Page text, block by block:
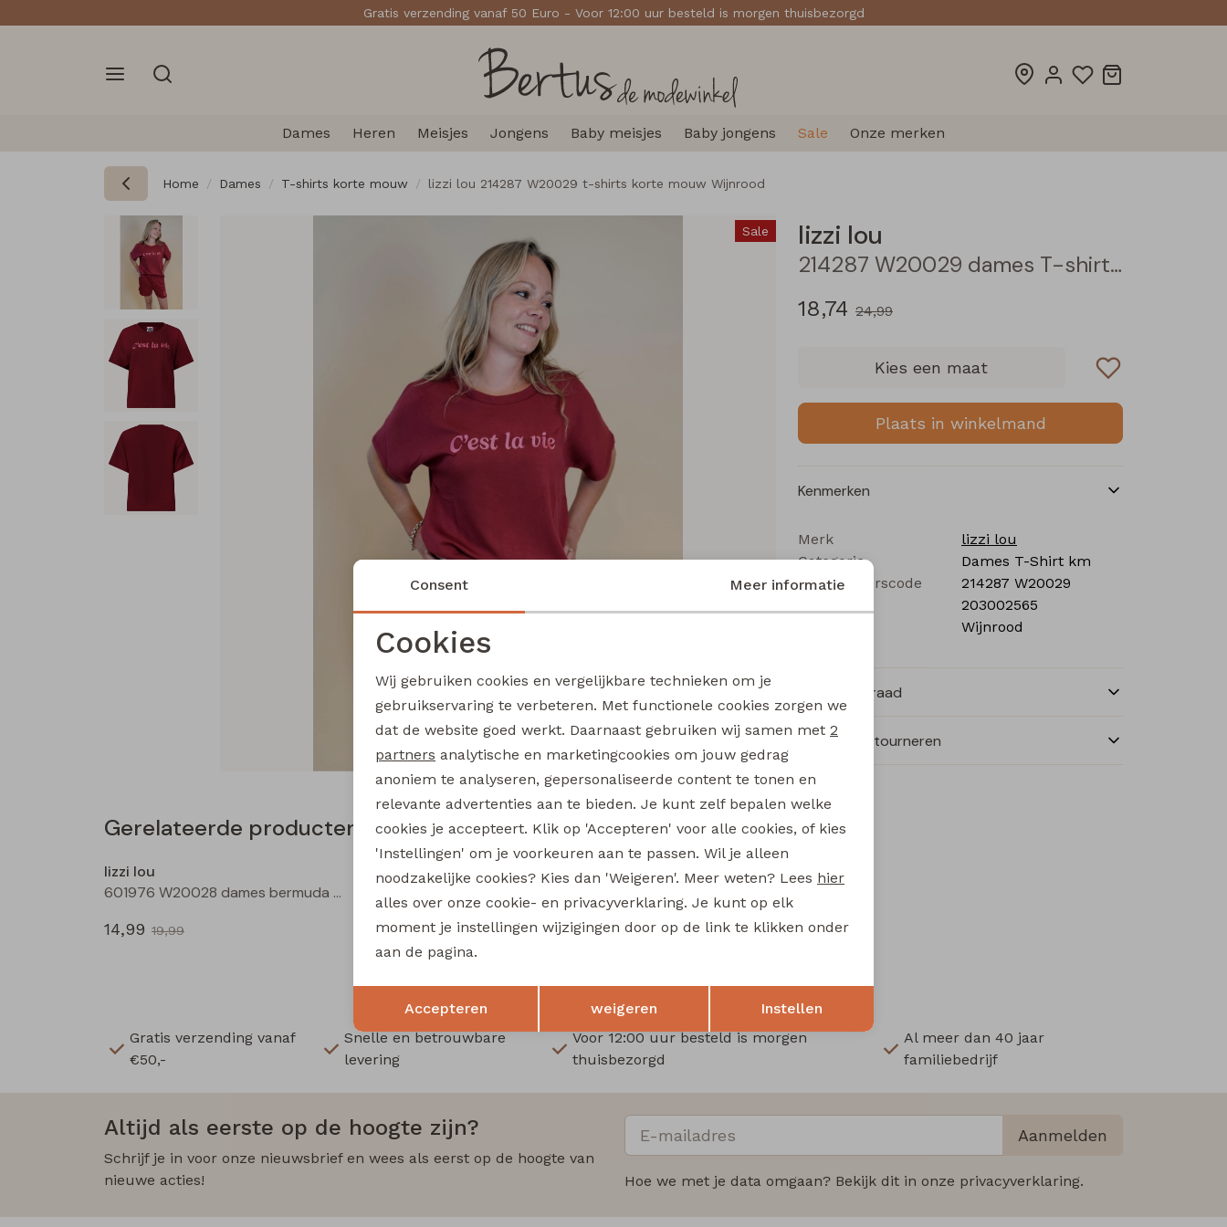
Gratis verzending vanaf 50 Euro - Voor 12:00 uur besteld is morgen thuisbezorgd
Dames Heren Meisjes Jongens Baby meisjes Baby jongens Sale Onze merken
Home Dames T-shirts korte mouw lizzi lou 214287 W20029 t-shirts korte mouw Wijnrood
Sale lizzi lou
214287 W20029 dames T-shirt km Wijnrood
18,74 24,99
Kies een maat
Plaats in winkelmand
Kenmerken
Merk
lizzi lou
Categorie
Dames T-Shirt km
Leverancierscode
214287 W20029
203002565
Wijnrood
Winkelvoorraad
Ruilen en retourneren
Gerelateerde producten
Sale
lizzi lou
601976 W20028 dames bermuda Wijnrood
14,99 19,99
Gratis verzending vanaf
€50,-
Snelle en betrouwbare
levering
Voor 12:00 uur besteld is morgen
thuisbezorgd
Al meer dan 40 jaar
familiebedrijf
Altijd als eerste op de hoogte zijn?
Schrijf je in voor onze nieuwsbrief en wees als eerst op de hoogte van
nieuwe acties!
Aanmelden
Hoe we met je data omgaan? Bekijk dit in onze privacyverklaring.
Noodzakelijke cookies
Analytische cookies Marketing cookies
Terug Opslaan
Consent Meer informatie
Cookies
Wij gebruiken cookies en vergelijkbare technieken om je
gebruikservaring te verbeteren. Met functionele cookies zorgen we
dat de website goed werkt. Daarnaast gebruiken wij samen met 2
partners analytische en marketingcookies om jouw gedrag
anoniem te analyseren, gepersonaliseerde content te tonen en
relevante advertenties aan te bieden. Je kunt zelf bepalen welke
cookies je accepteert. Klik op 'Accepteren' voor alle cookies, of kies
'Instellingen' om je voorkeuren aan te passen. Wil je alleen
noodzakelijke cookies? Kies dan 'Weigeren'. Meer weten? Lees hier
alles over onze cookie- en privacyverklaring. Je kunt op elk
moment je instellingen wijzigingen door op de link te klikken onder
aan de pagina.
Accepteren weigeren Instellen